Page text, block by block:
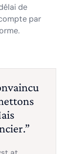
de
par